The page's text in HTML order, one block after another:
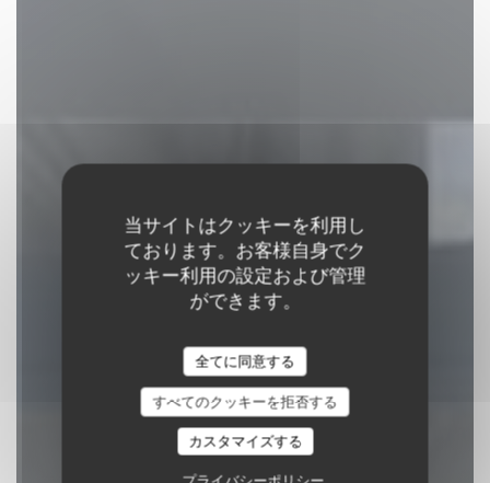
当サイトはクッキーを利用し
ております。お客様自身でク
ッキー利用の設定および管理
ができます。
全てに同意する
すべてのクッキーを拒否する
カスタマイズする
MULINO MULÈ
MOULIN & BISTROT
予約